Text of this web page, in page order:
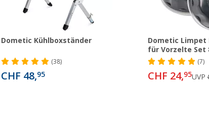
Dometic Kühlboxständer
(38)
CHF 48,95
Dometic Limpet
für Vorzelte Set
(7)
CHF 24,95UVP